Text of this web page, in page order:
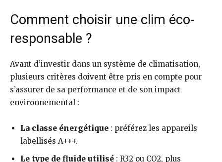
Comment choisir une clim éco-
responsable ?
Avant d’investir dans un système de climatisation,
plusieurs critères doivent être pris en compte pour
s’assurer de sa performance et de son impact
environnemental :
La classe énergétique : préférez les appareils
labellisés A+++.
Le type de fluide utilisé : R32 ou CO2, plus